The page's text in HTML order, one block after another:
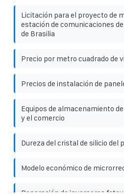
Licitación para el proyecto de
estación de comunicaciones
de Brasilia
Precio por metro cuadrado de
Precios de instalación de
Equipos de almacenamiento
y el comercio
Dureza del cristal de silicio del
Modelo económico de